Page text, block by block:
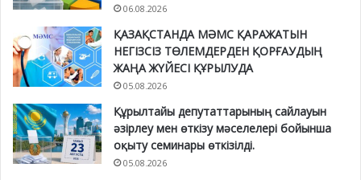
06.08.2026
ҚАЗАҚСТАНДА МӘМС ҚАРАЖАТЫН
НЕГІЗСІЗ ТӨЛЕМДЕРДЕН ҚОРҒАУДЫҢ
ЖАҢА ЖҮЙЕСІ ҚҰРЫЛУДА
05.08.2026
Құрылтайы депутаттарының сайлауын
әзірлеу мен өткізу мәселелері бойынша
оқыту семинары өткізілді.
05.08.2026